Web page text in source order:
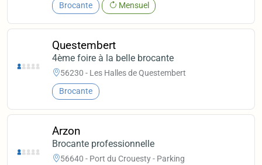
Brocante Mensuel
Questembert
4ème foire à la belle brocante
56230 - Les Halles de Questembert
Brocante
Arzon
Brocante professionnelle
56640 - Port du Crouesty - Parking